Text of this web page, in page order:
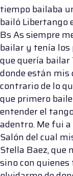
tiempo bailaba
bailó Libertango
Bs As siempre
bailar y tenía los
que quería
donde están mis
contrario de lo
que primero
entender el
adentro. Me fui
Salón del cual
Stella Baez, que
sino con